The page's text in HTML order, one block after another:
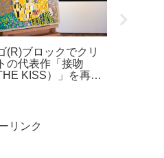
(R)ブロックでクリ
の代表作「接吻
KISS）」を再
リンク